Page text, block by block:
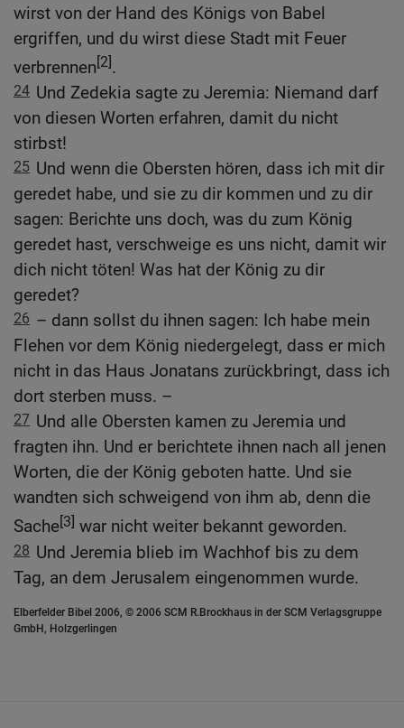
wirst von der Hand des Königs von Babel
ergriffen, und du wirst diese Stadt mit Feuer
verbrennen[2].
24 Und Zedekia sagte zu Jeremia: Niemand darf
von diesen Worten erfahren, damit du nicht
stirbst!
25 Und wenn die Obersten hören, dass ich mit dir
geredet habe, und sie zu dir kommen und zu dir
sagen: Berichte uns doch, was du zum König
geredet hast, verschweige es uns nicht, damit wir
dich nicht töten! Was hat der König zu dir
geredet?
26 – dann sollst du ihnen sagen: Ich habe mein
Flehen vor dem König niedergelegt, dass er mich
nicht in das Haus Jonatans zurückbringt, dass ich
dort sterben muss. –
27 Und alle Obersten kamen zu Jeremia und
fragten ihn. Und er berichtete ihnen nach all jenen
Worten, die der König geboten hatte. Und sie
wandten sich schweigend von ihm ab, denn die
Sache[3] war nicht weiter bekannt geworden.
28 Und Jeremia blieb im Wachhof bis zu dem
Tag, an dem Jerusalem eingenommen wurde.
Elberfelder Bibel 2006, © 2006 SCM R.Brockhaus in der SCM Verlagsgruppe
GmbH, Holzgerlingen